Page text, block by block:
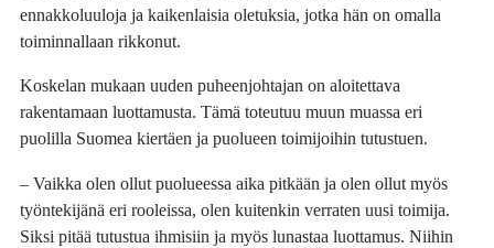
ennakkoluuloja ja kaikenlaisia oletuksia, jotka hän on omalla
toiminnallaan rikkonut.
Koskelan mukaan uuden puheenjohtajan on aloitettava
rakentamaan luottamusta. Tämä toteutuu muun muassa eri
puolilla Suomea kiertäen ja puolueen toimijoihin tutustuen.
– Vaikka olen ollut puolueessa aika pitkään ja olen ollut myös
työntekijänä eri rooleissa, olen kuitenkin verraten uusi toimija.
Siksi pitää tutustua ihmisiin ja myös lunastaa luottamus. Niihin